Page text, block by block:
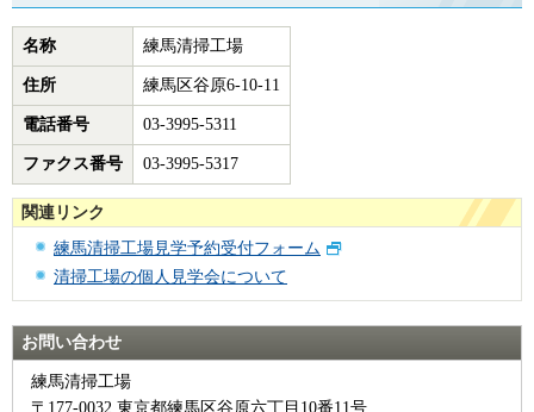
名称 練馬清掃工場
住所 練馬区谷原6-10-11
電話番号 03-3995-5311
ファクス番号 03-3995-5317
関連リンク
練馬清掃工場見学予約受付フォーム
清掃工場の個人見学会について
お問い合わせ
練馬清掃工場
〒177-0032 東京都練馬区谷原六丁目10番11号